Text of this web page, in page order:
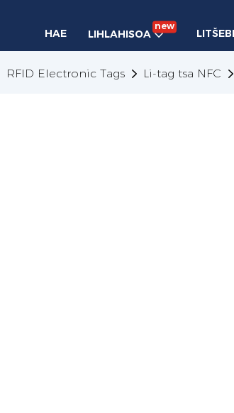
HAE LIHLAHISOA
new
RFID Electronic Tags Li-tag tsa NFC